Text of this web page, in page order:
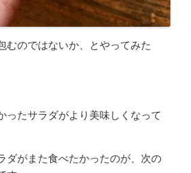
むのではないか、とやってみた
ったサラダがより美味しくなって
ダがまた食べたかったのが、次の